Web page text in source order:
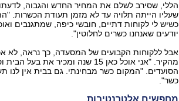
הללי, שסירב לשלם את המחיר החדש והגבוה,
שעליו הייתה תלויה עד לא מזמן תעודת הכשרות.
כשיש לי לקוחות דתיים, חובשי כיפה, שמתגנבים
יודעים שאנחנו כשרים לחלוטין".
אבל ללקוחות הקבועים של המסעדה, כך נראה, לא
מהקיר. "אני אוכל כאן 15 שנה ומכיר
הסועדים. "המקום כשר מבחינתי. גם בבית אין לנו
כשר".